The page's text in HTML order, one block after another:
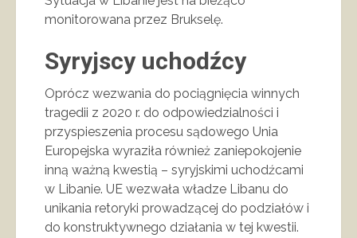
monitorowana przez Brukselę.
Syryjscy uchodźcy
Oprócz wezwania do pociągnięcia winnych
tragedii z 2020 r. do odpowiedzialności i
przyspieszenia procesu sądowego Unia
Europejska wyraziła również zaniepokojenie
inną ważną kwestią – syryjskimi uchodźcami
w Libanie. UE wezwała władze Libanu do
unikania retoryki prowadzącej do podziałów i
do konstruktywnego działania w tej kwestii.